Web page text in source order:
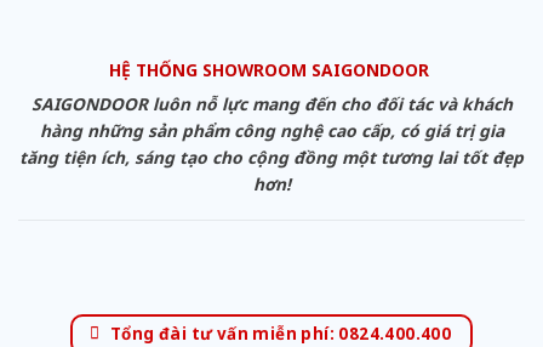
HỆ THỐNG SHOWROOM SAIGONDOOR
SAIGONDOOR luôn nỗ lực mang đến cho đối tác và khách
hàng những sản phẩm công nghệ cao cấp, có giá trị gia
tăng tiện ích, sáng tạo cho cộng đồng một tương lai tốt đẹp
hơn!
Tổng đài tư vấn miễn phí: 0824.400.400